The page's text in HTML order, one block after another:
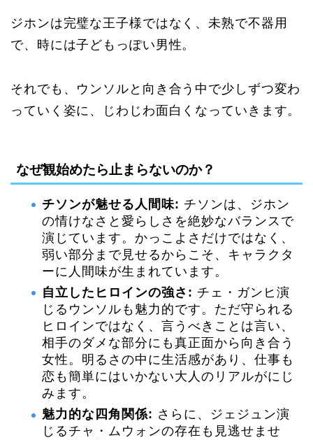
ジホンは完璧な王子様ではなく、未熟で不器用
で、時には子どもっぽい男性。
それでも、ウンソルと向き合う中で少しずつ変わ
っていく姿に、じわじわ面白くなっていきます。
なぜ観始めたら止まらないのか？
チソンが魅せる人間味: チソンは、ジホン
の情けなさと愛らしさを絶妙なバランスで
演じています。かっこよさだけではなく、
弱い部分まで見せるからこそ、キャラクタ
ーに人間味が生まれています。
自立したヒロインの強さ: チェ・ガンヒ演
じるウンソルも魅力的です。ただ守られる
ヒロインではなく、言うべきことは言い、
相手のダメな部分にも真正面から向き合う
女性。明るさの中に生活感があり、仕事も
恋も簡単にはいかない大人のリアルがにじ
みます。
魅力的な四角関係: さらに、ジェジュン演
じるチャ・ムウォンの存在も見逃せませ